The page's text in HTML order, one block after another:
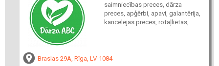
saimniecības preces, dārza
preces, apģērbi, apavi, galantērija,
kancelejas preces, rotaļlietas,
Braslas 29A, Rīga, LV-1084